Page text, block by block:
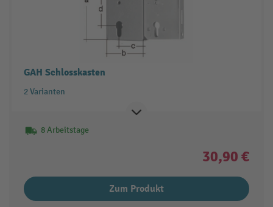
GAH Schlosskasten
2 Varianten
8 Arbeitstage
30,90 €
Zum Produkt